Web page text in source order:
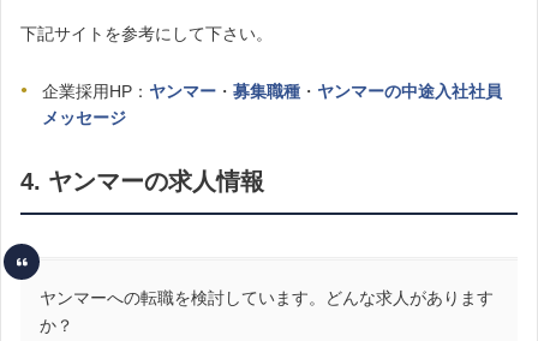
下記サイトを参考にして下さい。
企業採用HP： ヤンマー ・ 募集職種 ・ ヤンマーの中途入社社員
メッセージ
4. ヤンマーの求人情報
ヤンマーへの転職を検討しています。どんな求人があります
か？